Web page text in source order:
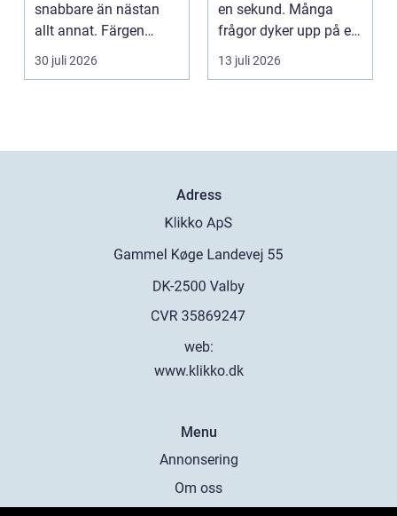
snabbare än nästan
allt annat. Färgen
påverkar hur vi
upplever lju...
30 juli 2026
en sekund. Många
frågor dyker upp på en
gång: Vad händer nu...
13 juli 2026
Adress
web:
www.klikko.dk
Menu
Annonsering
Om oss